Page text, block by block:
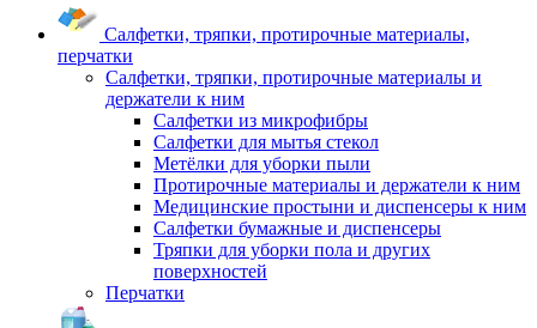
Салфетки, тряпки, протирочные материалы,
перчатки
Салфетки, тряпки, протирочные материалы и
держатели к ним
Салфетки из микрофибры
Салфетки для мытья стекол
Метёлки для уборки пыли
Протирочные материалы и держатели к ним
Медицинские простыни и диспенсеры к ним
Салфетки бумажные и диспенсеры
Тряпки для уборки пола и других
поверхностей
Перчатки